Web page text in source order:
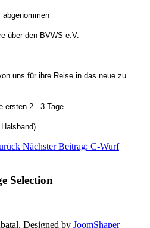
über den BVWS e.V.
uns für ihre Reise in das neue zu
ersten 2 - 3 Tage
Nächster Beitrag: C-Wurf
Selection
Designed by JoomShaper